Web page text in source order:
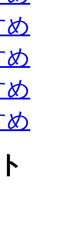
め
め
め
め